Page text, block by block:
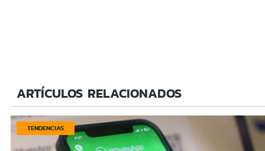
ARTÍCULOS RELACIONADOS
TENDENCIAS